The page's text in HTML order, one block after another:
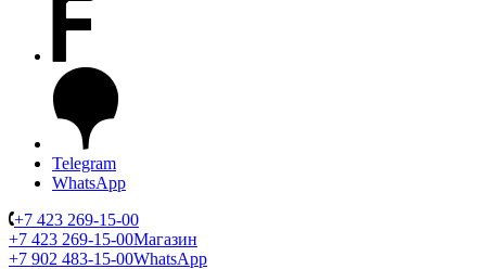
Telegram
WhatsApp
+7 423 269-15-00
+7 423 269-15-00Магазин
+7 902 483-15-00WhatsApp